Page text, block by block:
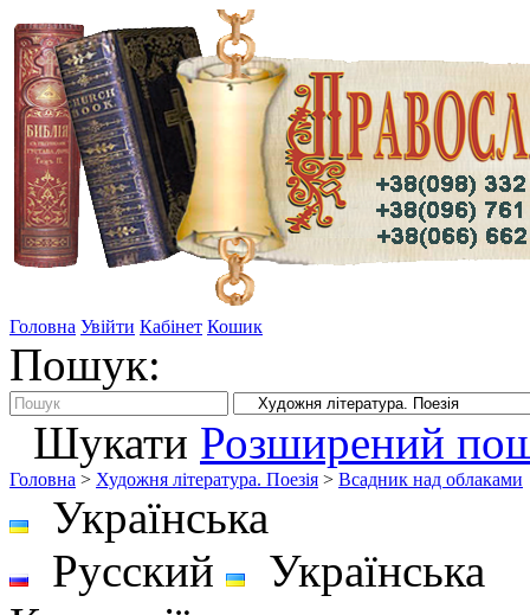
Головна Увійти Кабінет Кошик
Пошук:
Шукати Розширений
Головна > Художня література. Поезія > Всадник над облаками
Українська
Русский
Українська